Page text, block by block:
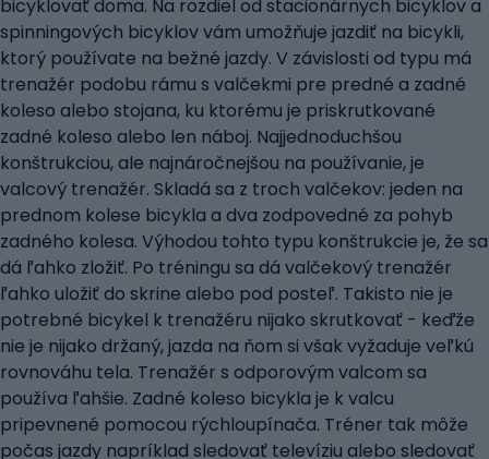
bicyklovať doma. Na rozdiel od stacionárnych bicyklov a
spinningových bicyklov vám umožňuje jazdiť na bicykli,
ktorý používate na bežné jazdy. V závislosti od typu má
trenažér podobu rámu s valčekmi pre predné a zadné
koleso alebo stojana, ku ktorému je priskrutkované
zadné koleso alebo len náboj. Najjednoduchšou
konštrukciou, ale najnáročnejšou na používanie, je
valcový trenažér. Skladá sa z troch valčekov: jeden na
prednom kolese bicykla a dva zodpovedné za pohyb
zadného kolesa. Výhodou tohto typu konštrukcie je, že sa
dá ľahko zložiť. Po tréningu sa dá valčekový trenažér
ľahko uložiť do skrine alebo pod posteľ. Takisto nie je
potrebné bicykel k trenažéru nijako skrutkovať - keďže
nie je nijako držaný, jazda na ňom si však vyžaduje veľkú
rovnováhu tela. Trenažér s odporovým valcom sa
používa ľahšie. Zadné koleso bicykla je k valcu
pripevnené pomocou rýchloupínača. Tréner tak môže
počas jazdy napríklad sledovať televíziu alebo sledovať